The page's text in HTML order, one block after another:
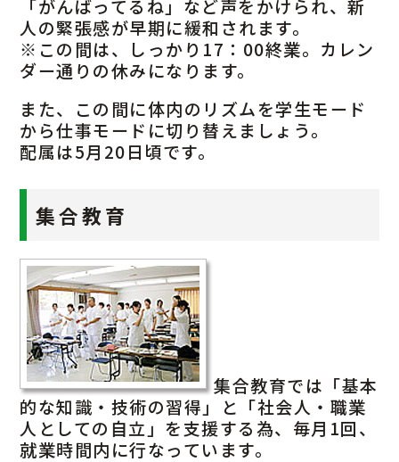
「がんばってるね」など声をかけられ、新
人の緊張感が早期に緩和されます。
※この間は、しっかり17：00終業。カレン
ダー通りの休みになります。
また、この間に体内のリズムを学生モード
から仕事モードに切り替えましょう。
配属は5月20日頃です。
集合教育
集合教育では「基本
的な知識・技術の習得」と「社会人・職業
人としての自立」を支援する為、毎月1回、
就業時間内に行なっています。